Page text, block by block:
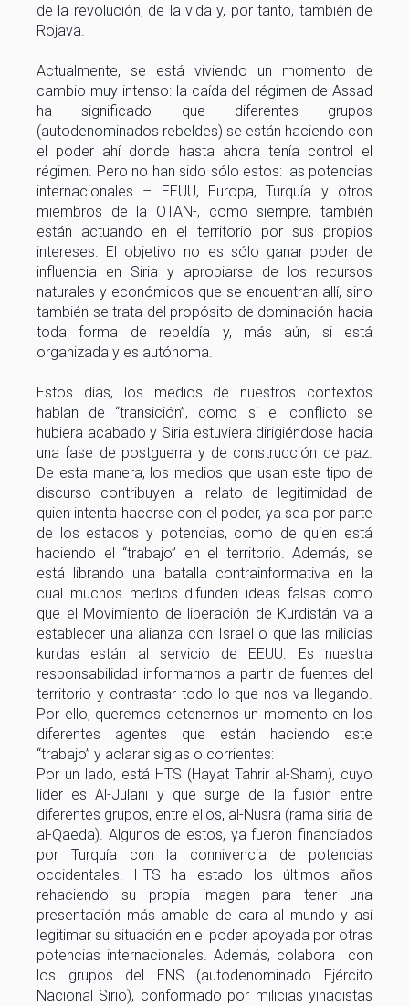
de la revolución, de la vida y, por tanto, también de
Rojava.
Actualmente, se está viviendo un momento de
cambio muy intenso: la caída del régimen de Assad
ha significado que diferentes grupos
(autodenominados rebeldes) se están haciendo con
el poder ahí donde hasta ahora tenía control el
régimen. Pero no han sido sólo estos: las potencias
internacionales – EEUU, Europa, Turquía y otros
miembros de la OTAN-, como siempre, también
están actuando en el territorio por sus propios
intereses. El objetivo no es sólo ganar poder de
influencia en Siria y apropiarse de los recursos
naturales y económicos que se encuentran allí, sino
también se trata del propósito de dominación hacia
toda forma de rebeldía y, más aún, si está
organizada y es autónoma.
Estos días, los medios de nuestros contextos
hablan de “transición”, como si el conflicto se
hubiera acabado y Siria estuviera dirigiéndose hacia
una fase de postguerra y de construcción de paz.
De esta manera, los medios que usan este tipo de
discurso contribuyen al relato de legitimidad de
quien intenta hacerse con el poder, ya sea por parte
de los estados y potencias, como de quien está
haciendo el “trabajo” en el territorio. Además, se
está librando una batalla contrainformativa en la
cual muchos medios difunden ideas falsas como
que el Movimiento de liberación de Kurdistán va a
establecer una alianza con Israel o que las milicias
kurdas están al servicio de EEUU. Es nuestra
responsabilidad informarnos a partir de fuentes del
territorio y contrastar todo lo que nos va llegando.
Por ello, queremos detenernos un momento en los
diferentes agentes que están haciendo este
“trabajo” y aclarar siglas o corrientes:
Por un lado, está HTS (Hayat Tahrir al-Sham), cuyo
líder es Al-Julani y que surge de la fusión entre
diferentes grupos, entre ellos, al-Nusra (rama siria de
al-Qaeda). Algunos de estos, ya fueron financiados
por Turquía con la connivencia de potencias
occidentales. HTS ha estado los últimos años
rehaciendo su propia imagen para tener una
presentación más amable de cara al mundo y así
legitimar su situación en el poder apoyada por otras
potencias internacionales. Además, colabora con
los grupos del ENS (autodenominado Ejército
Nacional Sirio), conformado por milicias yihadistas